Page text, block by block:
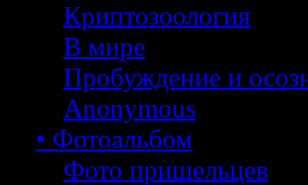
Криптозоология
В мире
Пробуждение и
Anonymous
• Фотоальбом
Фото пришельцев